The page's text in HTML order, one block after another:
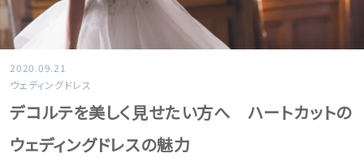
2020.09.21
ウェディングドレス
デコルテを美しく見せたい方へ ハートカットの
ウェディングドレスの魅力